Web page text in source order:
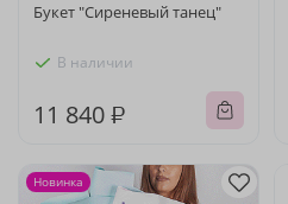
Букет "Сиреневый танец"
В наличии
11 840 ₽
Новинка